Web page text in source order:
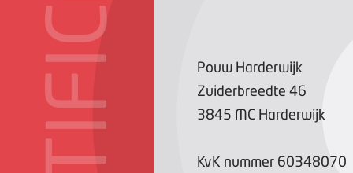
Pouw Harderwijk
Zuiderbreedte 46
3845 MC Harderwijk
KvK nummer 60348070